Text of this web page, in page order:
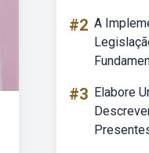
#2 A
#3 Elabore